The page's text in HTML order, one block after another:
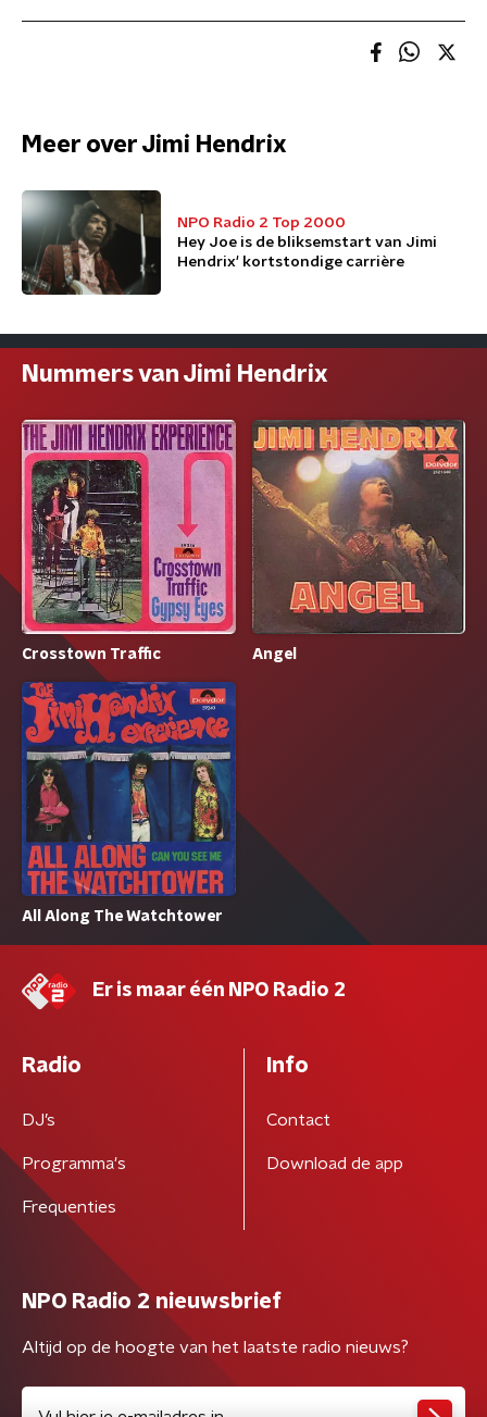
Meer over Jimi Hendrix
NPO Radio 2 Top 2000
Hey Joe is de bliksemstart van Jimi
Hendrix' kortstondige carrière
Nummers van Jimi Hendrix
Crosstown Traffic Angel
All Along The Watchtower
Er is maar één NPO Radio 2
Radio
DJ’s
Programma's
Frequenties
Info
Contact
Download de app
NPO Radio 2 nieuwsbrief
Altijd op de hoogte van het laatste radio nieuws?